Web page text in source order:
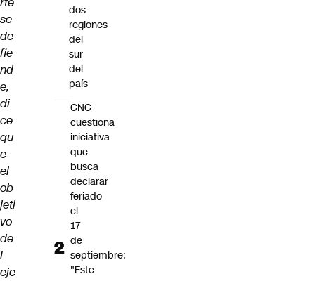
se
de
fie
nd
e,
di
ce
qu
e
el
ob
jeti
vo
de
l
eje
dos
regiones
del
sur
del
país
CNC
cuestiona
iniciativa
que
busca
declarar
feriado
el
17
de
septiembre:
"Este